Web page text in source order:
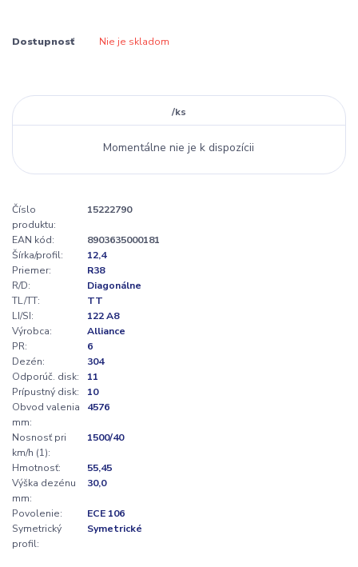
Dostupnosť Nie je skladom
/ks
Momentálne nie je k dispozícii
Číslo
produktu:
15222790
EAN kód:
8903635000181
Šírka/profil:
12,4
Priemer:
R38
R/D:
Diagonálne
TL/TT:
TT
LI/SI:
122 A8
Výrobca:
Alliance
PR:
6
Dezén:
304
Odporúč. disk:
11
Prípustný disk:
10
Obvod valenia
mm:
4576
Nosnosť pri
km/h (1):
1500/40
Hmotnosť:
55,45
Výška dezénu
mm:
30,0
Povolenie:
ECE 106
Symetrický
profil:
Symetrické